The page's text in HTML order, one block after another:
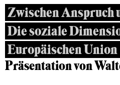
Zwischen
Die soziale
Europäischen Union
Präsentation von